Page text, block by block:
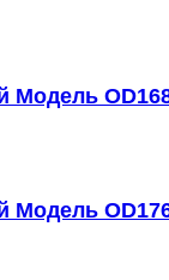
Модель
Модель